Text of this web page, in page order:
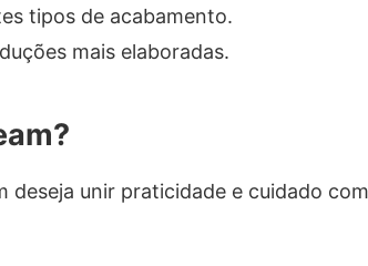
tipos de acabamento.
mais elaboradas.
deseja unir praticidade e cuidado